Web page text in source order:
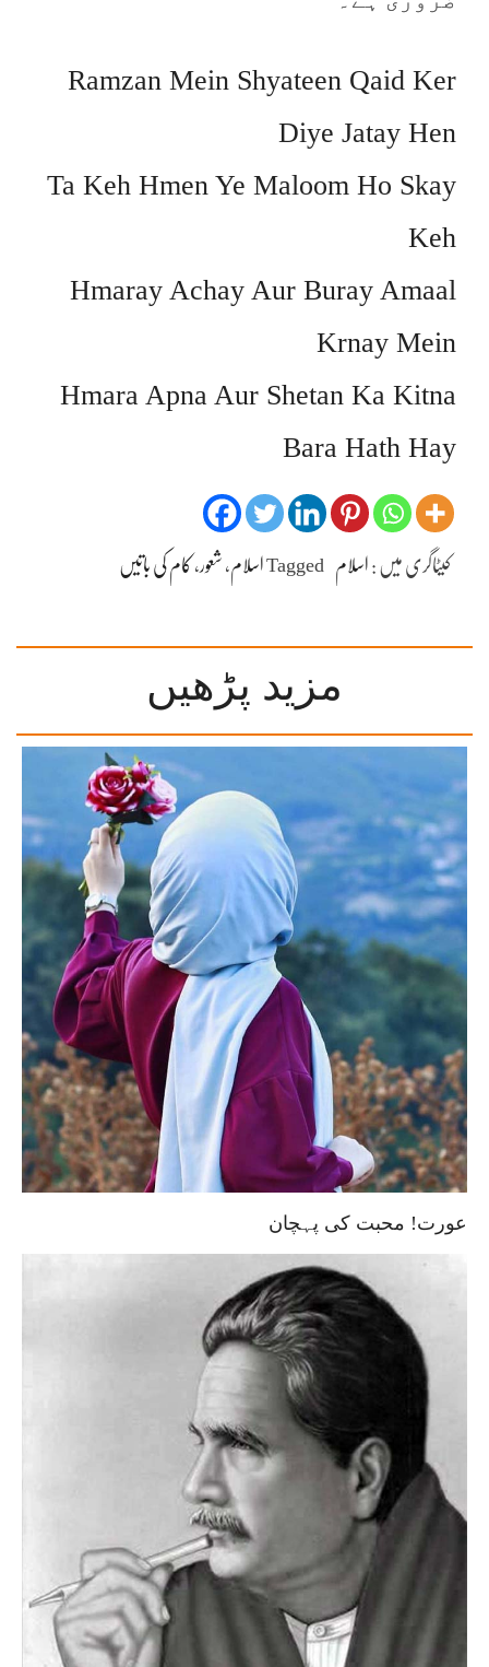
Ramzan Mein Shyateen Qaid Ker
Diye Jatay Hen
Ta Keh Hmen Ye Maloom Ho Skay
Keh
Hmaray Achay Aur Buray Amaal
Krnay Mein
Hmara Apna Aur Shetan Ka Kitna
Bara Hath Hay
کیٹاگری میں : اسلام Taggedاسلام، شعور، کام کی باتیں
مزید پڑھیں
عورت! محبت کی پہچان